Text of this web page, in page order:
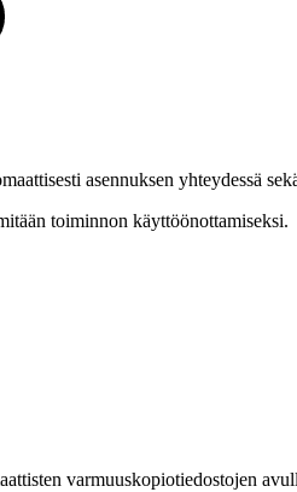
asennuksen yhteydessä
toiminnon käyttöönottamiseksi.
varmuuskopiotiedostojen